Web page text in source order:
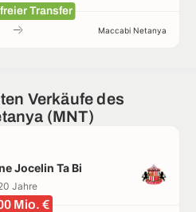
Transfer
Maccabi Netanya
Verkäufe des
(MNT)
Jocelin Ta Bi
Jahre
Mio. €